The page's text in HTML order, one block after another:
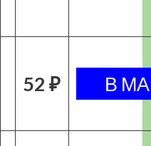
52 ₽